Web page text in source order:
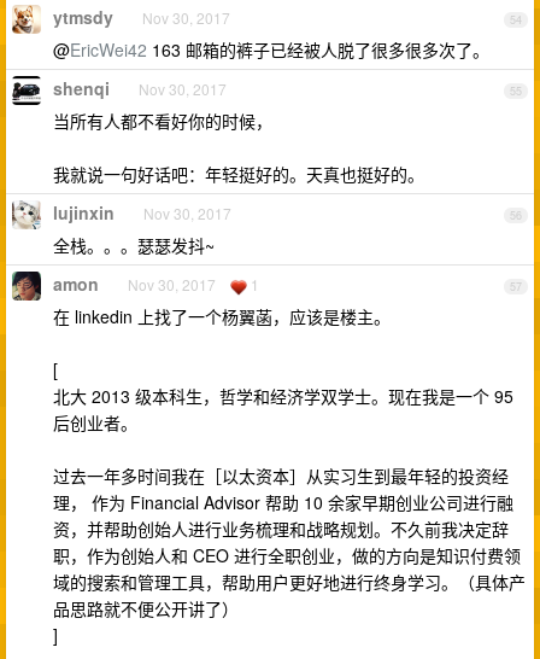
54
ytmsdy Nov 30, 2017
@EricWei42 163 邮箱的裤子已经被人脱了很多很多次了。
55
shenqi Nov 30, 2017
当所有人都不看好你的时候，
我就说一句好话吧：年轻挺好的。天真也挺好的。
56
lujinxin Nov 30, 2017
全栈。。。瑟瑟发抖~
57
amon Nov 30, 2017 1
在 linkedin 上找了一个杨翼菡，应该是楼主。
[
北大 2013 级本科生，哲学和经济学双学士。现在我是一个 95
后创业者。
过去一年多时间我在［以太资本］从实习生到最年轻的投资经
理， 作为 Financial Advisor 帮助 10 余家早期创业公司进行融
资，并帮助创始人进行业务梳理和战略规划。不久前我决定辞
职，作为创始人和 CEO 进行全职创业，做的方向是知识付费领
域的搜索和管理工具，帮助用户更好地进行终身学习。（具体产
品思路就不便公开讲了）
]